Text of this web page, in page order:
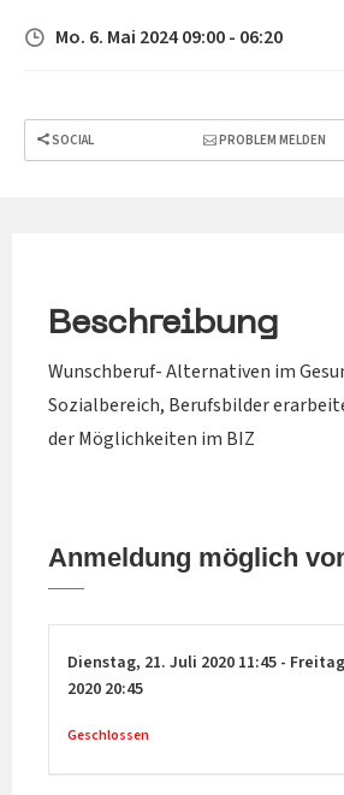
Mo. 6. Mai 2024 09:00 - 06:20
SOCIAL PROBLEM MELDEN
Beschreibung
Wunschberuf- Alternativen im
Sozialbereich, Berufsbilder
der Möglichkeiten im BIZ
Anmeldung möglich
Dienstag, 21. Juli 2020 11:45 -
2020 20:45
Geschlossen